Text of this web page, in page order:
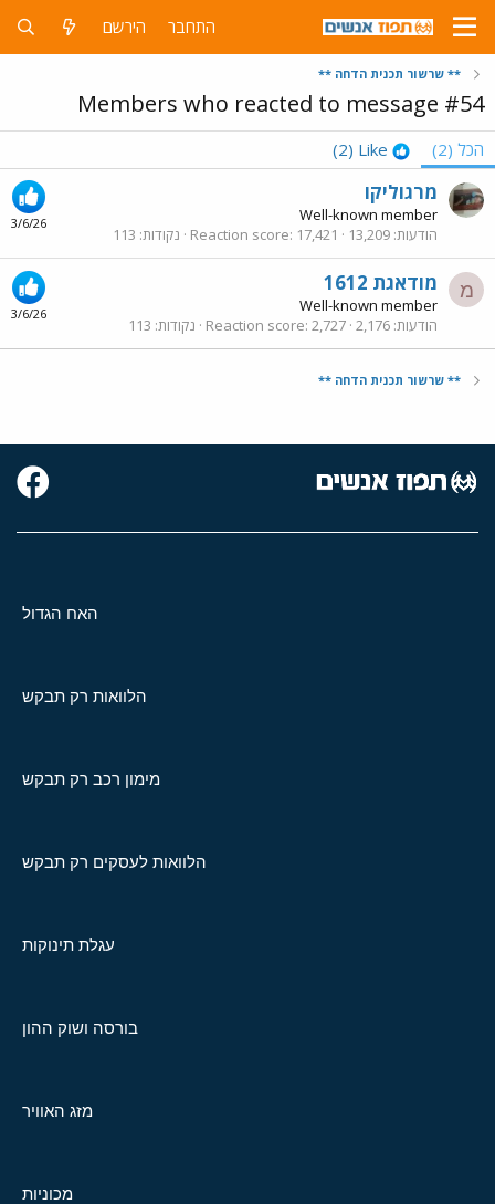
התחבר הירשם
** שרשור תכנית הדחה **
Members who reacted to message #54
הכל (2)
Like
(2)
3/6/26
מרגוליקו
Well-known member
הודעות 13,209
Reaction score 17,421 נקודות 113
מ
3/6/26
מודאגת 1612
Well-known member
הודעות 2,176
Reaction score 2,727 נקודות 113
** שרשור תכנית הדחה **
האח הגדול
הלוואות רק תבקש
מימון רכב רק תבקש
הלוואות לעסקים רק תבקש
עגלת תינוקות
בורסה ושוק ההון
מזג האוויר
מכוניות